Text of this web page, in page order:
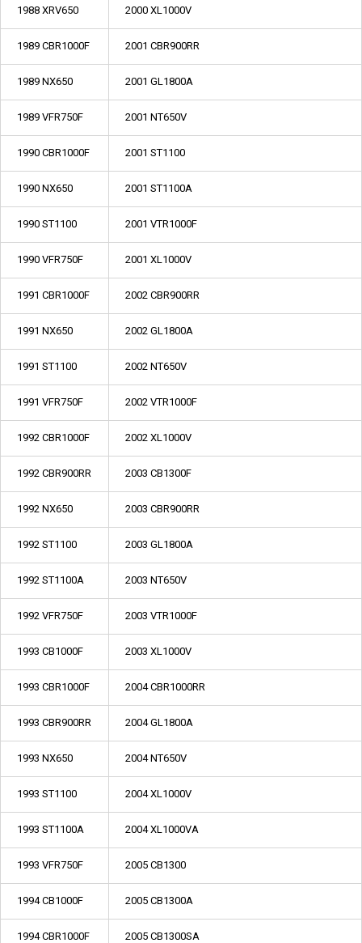
1988 XRV650 2000 XL1000V
1989 CBR1000F 2001 CBR900RR
1989 NX650 2001 GL1800A
1989 VFR750F 2001 NT650V
1990 CBR1000F 2001 ST1100
1990 NX650 2001 ST1100A
1990 ST1100 2001 VTR1000F
1990 VFR750F 2001 XL1000V
1991 CBR1000F 2002 CBR900RR
1991 NX650 2002 GL1800A
1991 ST1100 2002 NT650V
1991 VFR750F 2002 VTR1000F
1992 CBR1000F 2002 XL1000V
1992 CBR900RR 2003 CB1300F
1992 NX650 2003 CBR900RR
1992 ST1100 2003 GL1800A
1992 ST1100A 2003 NT650V
1992 VFR750F 2003 VTR1000F
1993 CB1000F 2003 XL1000V
1993 CBR1000F 2004 CBR1000RR
1993 CBR900RR 2004 GL1800A
1993 NX650 2004 NT650V
1993 ST1100 2004 XL1000V
1993 ST1100A 2004 XL1000VA
1993 VFR750F 2005 CB1300
1994 CB1000F 2005 CB1300A
1994 CBR1000F 2005 CB1300SA